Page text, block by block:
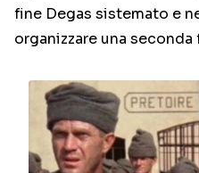
fine Degas sistemato e
organizzare una seconda